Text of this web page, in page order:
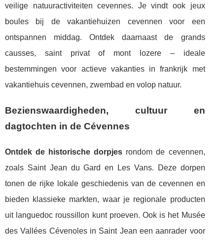
veilige natuuractiviteiten cevennes. Je vindt ook jeux
boules bij de vakantiehuizen cevennen voor een
ontspannen middag. Ontdek daarnaast de grands
causses, saint privat of mont lozere – ideale
bestemmingen voor actieve vakanties in frankrijk met
vakantiehuis cevennen, zwembad en volop natuur.
Bezienswaardigheden, cultuur en
dagtochten in de Cévennes
Ontdek de historische dorpjes rondom de cevennen,
zoals Saint Jean du Gard en Les Vans. Deze dorpen
tonen de rijke lokale geschiedenis van de cevennen en
bieden klassieke markten, waar je regionale producten
uit languedoc roussillon kunt proeven. Ook is het Musée
des Vallées Cévenoles in Saint Jean een aanrader voor